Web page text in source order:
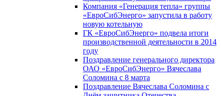
Компания «Генерация тепла» группы
«ЕвроСибЭнерго» запустила в работу
новую котельную
ГК «ЕвроСибЭнерго» подвела итоги
производственной деятельности в 2014
году
Поздравление генерального директора
ОАО «ЕвроСибЭнерго» Вячеслава
Соломина с 8 марта
Поздравление Вячеслава Соломина с